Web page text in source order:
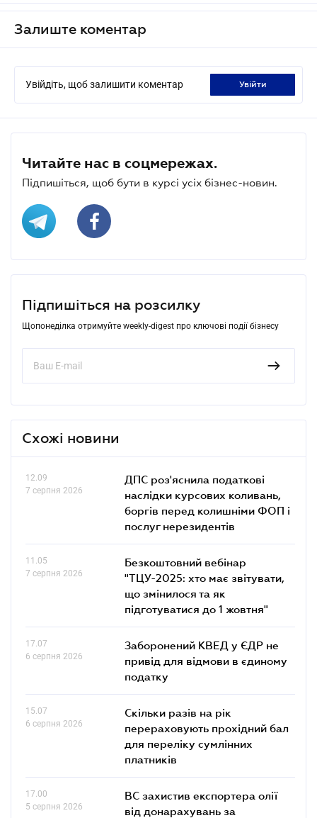
Залиште коментар
Увійдіть, щоб залишити коментар увійти
Читайте нас в соцмережах.
Підпишіться, щоб бути в курсі усіх бізнес-новин.
Підпишіться на розсилку
Щопонеділка отримуйте weekly-digest про ключові події бізнесу
Схожі новини
12.09
7 серпня 2026
ДПС роз'яснила податкові
наслідки курсових коливань,
боргів перед колишніми ФОП і
послуг нерезидентів
11.05
7 серпня 2026
Безкоштовний вебінар
"ТЦУ-2025: хто має звітувати,
що змінилося та як
підготуватися до 1 жовтня"
17.07
6 серпня 2026
Заборонений КВЕД у ЄДР не
привід для відмови в єдиному
податку
15.07
6 серпня 2026
Скільки разів на рік
перераховують прохідний бал
для переліку сумлінних
платників
17.00
5 серпня 2026
ВС захистив експортера олії
від донарахувань за